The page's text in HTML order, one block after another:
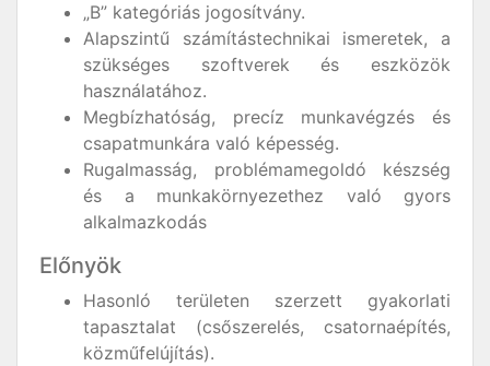
„B” kategóriás jogosítvány.
Alapszintű számítástechnikai ismeretek, a
szükséges szoftverek és eszközök
használatához.
Megbízhatóság, precíz munkavégzés és
csapatmunkára való képesség.
Rugalmasság, problémamegoldó készség
és a munkakörnyezethez való gyors
alkalmazkodás
Előnyök
Hasonló területen szerzett gyakorlati
tapasztalat (csőszerelés, csatornaépítés,
közműfelújítás).